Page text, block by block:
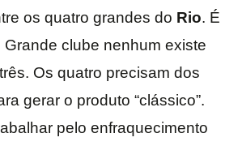
os quatro grandes do Rio. É
clube nenhum existe
Os quatro precisam dos
gerar o produto “clássico”.
pelo enfraquecimento